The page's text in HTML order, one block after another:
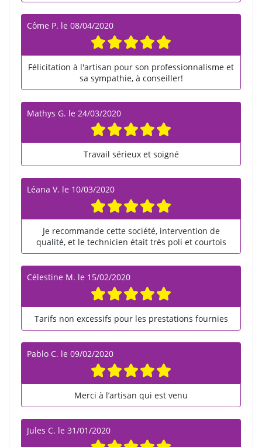
Côme P. le 08/04/2020
Félicitation à l'artisan pour son professionnalisme et
sa sympathie, à conseiller!
Mathys G. le 24/03/2020
Travail sérieux et soigné
Léana V. le 10/03/2020
Je recommande cette société, intervention de
qualité, et le technicien était très poli et courtois
Célestine M. le 15/02/2020
Tarifs non excessifs pour les prestations fournies
Pablo C. le 09/02/2020
Merci à l’artisan qui est venu
Jules C. le 31/01/2020